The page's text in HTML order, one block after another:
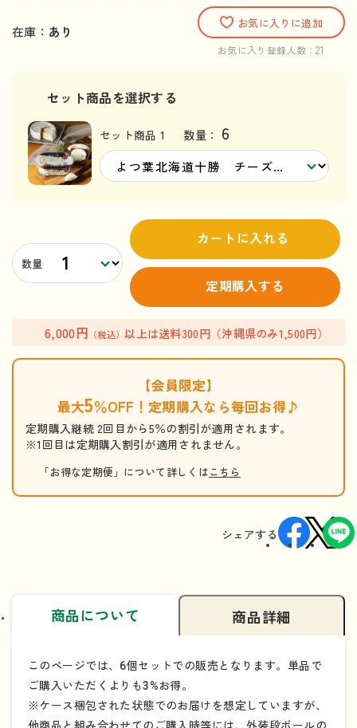
在庫： あり
お気に入りに追加
お気に入り登録人数：21
セット商品を選択する
セット商品 1 数量： 6
数量
カートに入れる
定期購入する
6,000円 （税込）以上は送料300円（沖縄県のみ1,500円）
【会員限定】
最大5％OFF！定期購入なら毎回お得♪
定期購入継続 2回目から5％の割引が適用されます。
※1回目は定期購入割引が適用されません。
「お得な定期便」について詳しくはこちら
シェアする
商品について 商品詳細
このページでは、6個セットでの販売となります。単品で
ご購入いただくよりも3%お得。
※ケース梱包された状態でのお届けを想定していますが、